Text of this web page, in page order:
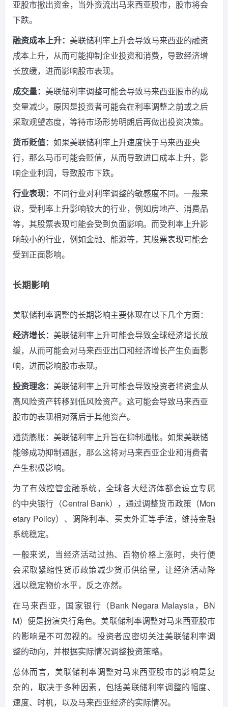
亚股市撤出资金，当外资流出马来西亚股市，股市将会
下跌。
融资成本上升： 美联储利率上升会导致马来西亚的融资
成本上升，从而可能抑制企业投资和消费，导致经济增
长放缓，进而影响股市表现。
成交量： 美联储利率调整可能会导致马来西亚股市的成
交量减少。 原因是投资者可能会在利率调整之前或之后
采取观望态度，等待市场形势明朗后再做出投资决策。
货币贬值： 如果美联储利率上升速度快于马来西亚央
行，那么马币可能会贬值，从而导致进口成本上升，影
响企业利润，导致股市下跌。
行业表现： 不同行业对利率调整的敏感度不同。 一般来
说，受利率上升影响较大的行业，例如房地产、消费品
等，其股票表现可能会受到负面影响。 而受利率上升影
响较小的行业，例如金融、能源等，其股票表现可能会
受到正面影响。
长期影响
美联储利率调整的长期影响主要体现在以下几个方面：
经济增长： 美联储利率上升可能会导致全球经济增长放
缓，从而可能会对马来西亚出口和经济增长产生负面影
响，进而影响股市表现。
投资理念： 美联储利率上升可能会导致投资者将资金从
高风险资产转移到低风险资产。 这可能会导致马来西亚
股市的表现相对落后于其他资产。
通货膨胀：美联储利率上升旨在抑制通胀。 如果美联储
能够成功抑制通胀，那么这将对马来西亚企业和消费者
产生积极影响。
为了有效控管金融系统，全球各大经济体都会设立专属
的中央银行（Central Bank），通过调整货币政策（Mon
etary Policy）、调降利率、买卖外汇等手法，维持金融
系统稳定。
一般来说，当经济活动过热、百物价格上涨时，央行便
会采取紧缩性货币政策减少货币供给量，让经济活动降
温以稳定物价水平，反之亦然。
在马来西亚，国家银行（Bank Negara Malaysia，BN
M）便是扮演央行角色。 美联储利率调整对马来西亚股市
的影响是不可忽视的。投资者应密切关注美联储利率调
整的动向，并根据实际情况调整投资策略。
总体而言，美联储利率调整对马来西亚股市的影响是复
杂的，取决于多种因素，包括美联储利率调整的幅度、
速度、时机，以及马来西亚经济的实际情况。